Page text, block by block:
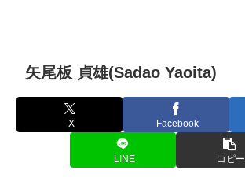
矢尾板 貞雄(Sadao Yaoita)
X Facebook
LINE コピー